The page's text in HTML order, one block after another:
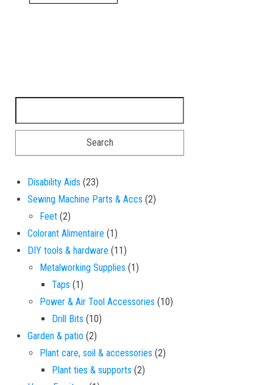
Disability Aids 2323 products
Sewing Machine Parts & Accs 22 products
Feet 22 products
Colorant Alimentaire 11 product
DIY tools & hardware 1111 products
Metalworking Supplies 11 product
Taps 11 product
Power & Air Tool Accessories 1010 products
Drill Bits 1010 products
Garden & patio 22 products
Plant care, soil & accessories 22 products
Plant ties & supports 22 products